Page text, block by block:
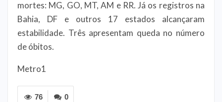
mortes: MG, GO, MT, AM e RR. Já os registros na
Bahia, DF e outros 17 estados alcançaram
estabilidade. Três apresentam queda no número
de óbitos.
Metro1
0
76